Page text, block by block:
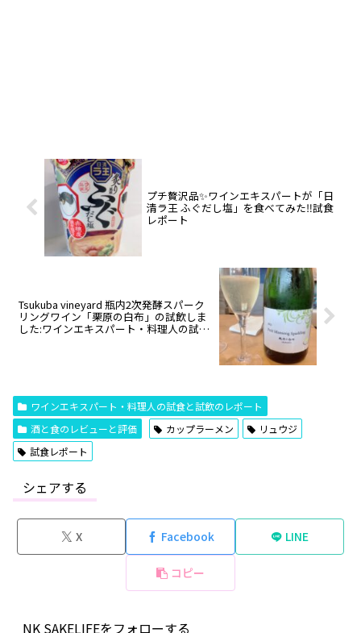
プチ贅沢品✨ワインエキスパートが「日
清ラ王 ふぐだし塩」を食べてみた‼️試食
レポート
Tsukuba vineyard 瓶内2次発酵スパーク
リングワイン「栗原の白布」の試飲しま
した:ワインエキスパート・料理人の試食
ワインエキスパート・料理人の試食と試飲のレポート
酒と食のレビューと評価
カップラーメン
リュウジ
試食レポート
シェアする
X Facebook LINE
コピー
NK SAKELIFEをフォローする